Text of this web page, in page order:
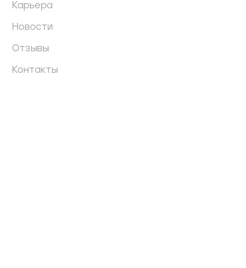
Карьера
Новости
Отзывы
Контакты